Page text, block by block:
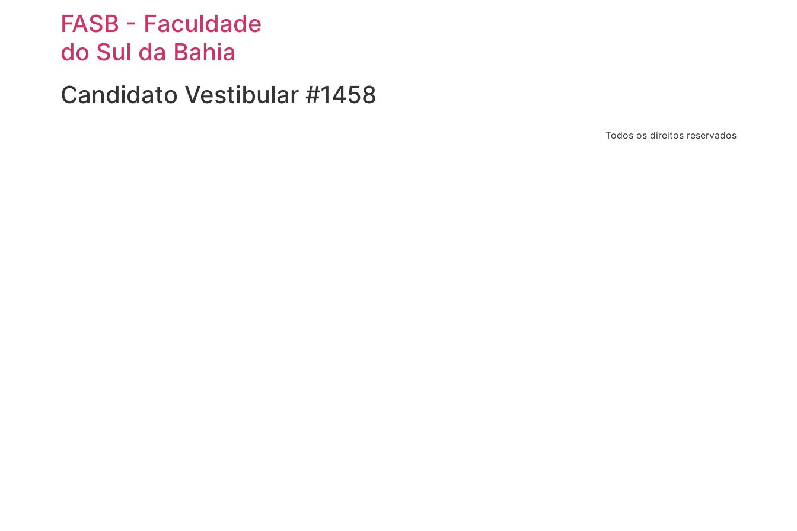
FASB - Faculdade
do Sul da Bahia
Candidato Vestibular #1458
Todos os direitos reservados